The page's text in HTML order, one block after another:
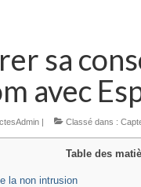
sa
avec
Classé dans :
Table des
la non intrusion